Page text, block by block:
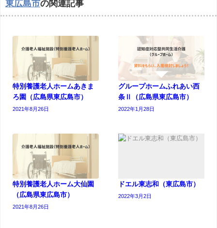
東広島市の関連記事
特別養護老人ホームあきま
ろ園（広島県東広島市）
2021年8月26日
グループホームふれあい西
条Ⅱ（広島県東広島市）
2022年1月28日
特別養護老人ホーム大仙園
（広島県東広島市）
2021年8月26日
ドエル東志和（東広島市）
2022年3月2日